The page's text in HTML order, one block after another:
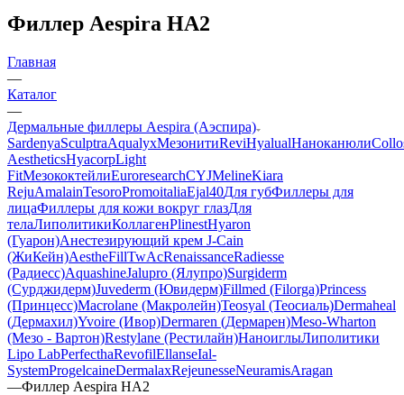
Филлер Aespira HA2
Главная
—
Каталог
—
Дермальные филлеры Aespira (Аэспира)
SardenyaSculptraAqualyxМезонитиReviHyalualНаноканюли
AestheticsHyacorpLight
FitМезококтейлиEuroresearchCYJMelineKiara
RejuAmalainTesoroPromoitaliaEjal40Для губФиллеры для
лицаФиллеры для кожи вокруг глазДля
телаЛиполитикиКоллагенPlinestHyaron
(Гуарон)Анестезирующий крем J-Cain
(ЖиКейн)AestheFillTwAcRenaissanceRadiesse
(Радиесс)AquashineJalupro (Ялупро)Surgiderm
(Сурджидерм)Juvederm (Ювидерм)Fillmed (Filorga)Princess
(Принцесс)Macrolane (Макролейн)Teosyal (Теосиаль)Dermaheal
(Дермахил)Yvoire (Ивор)Dermaren (Дермарен)Meso-Wharton
(Мезо - Вартон)Restylane (Рестилайн)НаноиглыЛиполитики
Lipo LabPerfecthaRevofilEllanseIal-
SystemProgelcaineDermalaxRejeunesseNeuramisAragan
—Филлер Aespira HA2